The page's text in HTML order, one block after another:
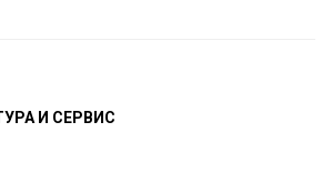
И СЕРВИС